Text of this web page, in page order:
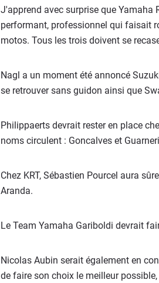
J'apprend avec surprise que Yamaha
performant, professionnel qui faisait
motos. Tous les trois doivent se
Nagl a un moment été annoncé
se retrouver sans guidon ainsi que
Philippaerts devrait rester en place
noms circulent : Goncalves et
Chez KRT, Sébastien Pourcel aura
Aranda.
Le Team Yamaha Gariboldi devrait
Nicolas Aubin serait également en
de faire son choix le meilleur